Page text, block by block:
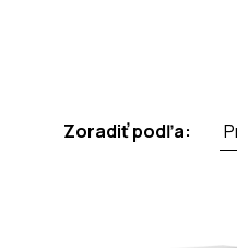
Zoradiť podľa: